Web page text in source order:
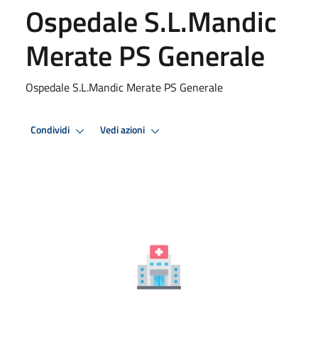
Ospedale S.L.Mandic
Merate PS Generale
Ospedale S.L.Mandic Merate PS Generale
Condividi Vedi azioni